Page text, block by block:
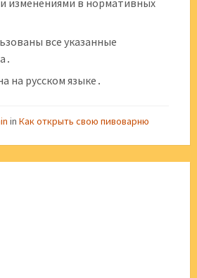
изменениями в нормативных
все указанные
на русском языке․
in Как открыть свою пивоварню